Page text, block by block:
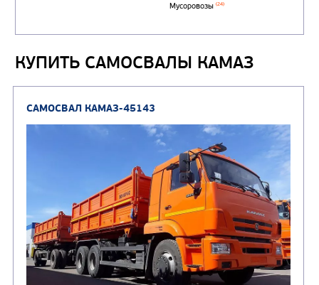
ГРУЗОВЫЕ АВТОМОБИЛИ
Бортовые автомобили(9)
Самосвалы(8)
аэродромные(1)
Автоцистерны для
сжиженного
газа
Нефтепромысловые
ПОДЪЕМНО-
ТРАНСПОРТНАЯ
Автокраны(3)
КУПИТЬ САМОСВАЛЫ КАМАЗ